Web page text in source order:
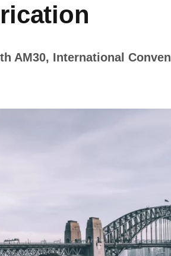
AM30, International